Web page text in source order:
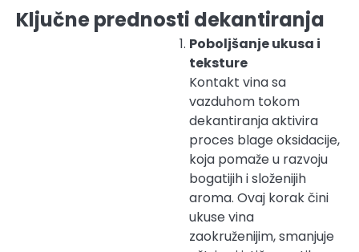
Ključne prednosti dekantiranja
Poboljšanje ukusa i
teksture
Kontakt vina sa
vazduhom tokom
dekantiranja aktivira
proces blage oksidacije,
koja pomaže u razvoju
bogatijih i složenijih
aroma. Ovaj korak čini
ukuse vina
zaokruženijim, smanjuje